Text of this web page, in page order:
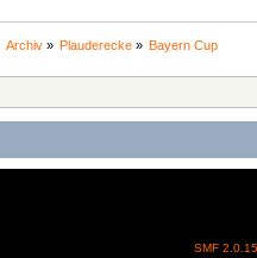
Archiv» Plauderecke» Bayern Cup
SMF 2.0.15